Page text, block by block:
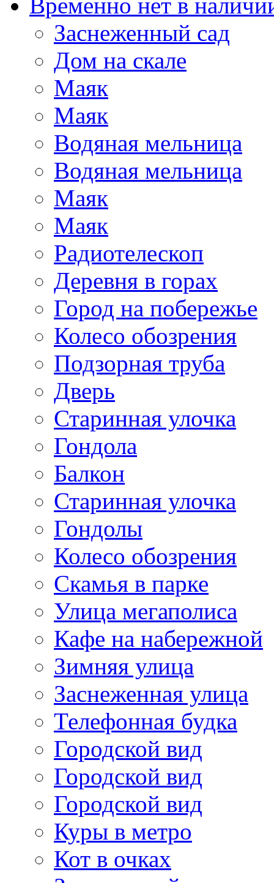
Заснеженный сад
Дом на скале
Маяк
Маяк
Водяная мельница
Водяная мельница
Маяк
Маяк
Радиотелескоп
Деревня в горах
Город на побережье
Колесо обозрения
Подзорная труба
Дверь
Старинная улочка
Гондола
Балкон
Старинная улочка
Гондолы
Колесо обозрения
Скамья в парке
Улица мегаполиса
Кафе на набережной
Зимняя улица
Заснеженная улица
Телефонная будка
Городской вид
Городской вид
Городской вид
Куры в метро
Кот в очках